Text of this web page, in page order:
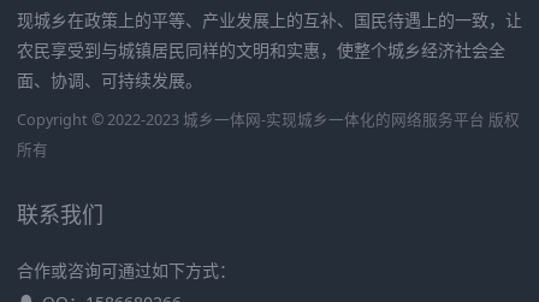
现城乡在政策上的平等、产业发展上的互补、国民待遇上的一致，让
农民享受到与城镇居民同样的文明和实惠，使整个城乡经济社会全
面、协调、可持续发展。
Copyright © 2022-2023 城乡一体网-实现城乡一体化的网络服务平台 版权
所有
联系我们
合作或咨询可通过如下方式：